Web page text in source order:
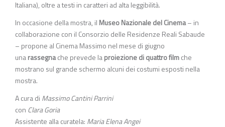
Italiana), oltre a testi in caratteri ad alta leggibilità.
In occasione della mostra, il Museo Nazionale del Cinema– in
collaborazione con il Consorzio delle Residenze Reali Sabaude
– propone al Cinema Massimo nel mese di giugno
unarassegnache prevede laproiezione di quattro filmche
mostrano sul grande schermo alcuni dei costumi esposti nella
mostra.
A cura di Massimo Cantini Parrini
con Clara Goria
Assistente alla curatela: Maria Elena Angei